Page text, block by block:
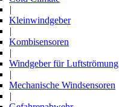
|
Kleinwindgeber
|
Kombisensoren
|
Windgeber für Luftströmung
|
Mechanische Windsensoren
|